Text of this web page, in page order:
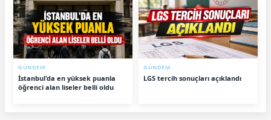
GÜNDEM
İstanbul'da en yüksek puanla
öğrenci alan liseler belli oldu
GÜNDEM
LGS tercih sonuçları açıklandı